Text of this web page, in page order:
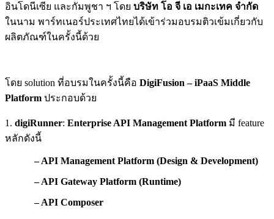
อินโดนีเซีย และกัมพูชา ฯ โดย บริษัท โอ จี เอ เมกะเทค จำกัด
ในนาม พาร์ทเนอร์ประเทศไทยได้เข้าร่วมอบรมติวเข้มเกี่ยวกับ
ผลิตภัณฑ์ในครั้งนี้ด้วย
โดย solution ที่อบรมในครั้งนี้คือ DigiFusion – iPaaS Middle
Platform ประกอบด้วย
1. digiRunner: Enterprise API Management Platform มี feature
หลักดังนี้
– API Management Platform (Design & Development)
– API Gateway Platform (Runtime)
– API Composer